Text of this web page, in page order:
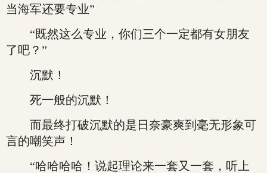
当海军还要专业”
“既然这么专业，你们三个一定都有女朋友
了吧？”
沉默！
死一般的沉默！
而最终打破沉默的是日奈豪爽到毫无形象可
言的嘲笑声！
“哈哈哈哈！说起理论来一套又一套，听上